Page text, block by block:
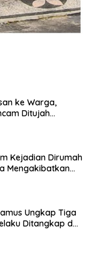
ke Warga,
Ditujah
Kejadian Dirumah
Mengakibatkan
Ungkap Tiga
Ditangkap dan